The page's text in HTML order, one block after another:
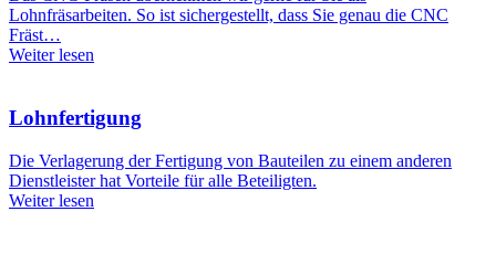
Lohnfräsarbeiten. So ist sichergestellt, dass Sie genau die CNC
Fräst…
Weiter lesen
Lohnfertigung
Die Verlagerung der Fertigung von Bauteilen zu einem anderen
Dienstleister hat Vorteile für alle Beteiligten.
Weiter lesen